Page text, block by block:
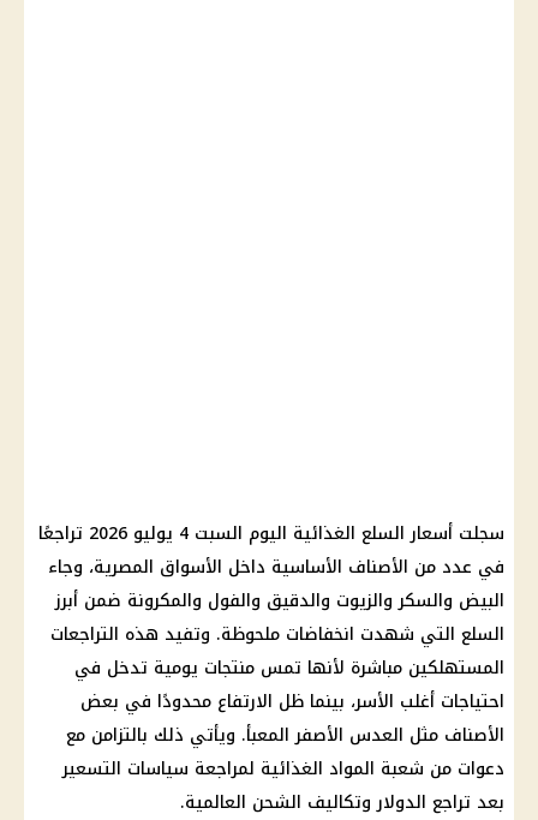
سجلت أسعار السلع الغذائية اليوم السبت 4 يوليو 2026 تراجعًا
في عدد من الأصناف الأساسية داخل الأسواق المصرية، وجاء
البيض والسكر والزيوت والدقيق والفول والمكرونة ضمن أبرز
السلع التي شهدت انخفاضات ملحوظة. وتفيد هذه التراجعات
المستهلكين مباشرة لأنها تمس منتجات يومية تدخل في
احتياجات أغلب الأسر، بينما ظل الارتفاع محدودًا في بعض
الأصناف مثل العدس الأصفر المعبأ. ويأتي ذلك بالتزامن مع
دعوات من شعبة المواد الغذائية لمراجعة سياسات التسعير
بعد تراجع الدولار وتكاليف الشحن العالمية.